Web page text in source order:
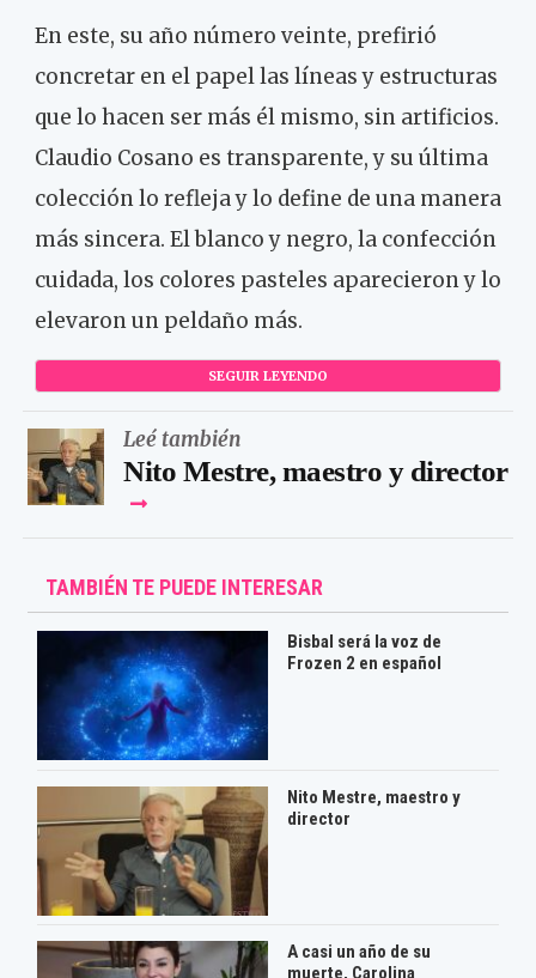
En este, su año número veinte, prefirió
concretar en el papel las líneas y estructuras
que lo hacen ser más él mismo, sin artificios.
Claudio Cosano es transparente, y su última
colección lo refleja y lo define de una manera
más sincera. El blanco y negro, la confección
cuidada, los colores pasteles aparecieron y lo
elevaron un peldaño más.
SEGUIR LEYENDO
Leé también
Nito Mestre, maestro y director
TAMBIÉN TE PUEDE INTERESAR
Bisbal será la voz de
Frozen 2 en español
Nito Mestre, maestro y
director
A casi un año de su
muerte, Carolina